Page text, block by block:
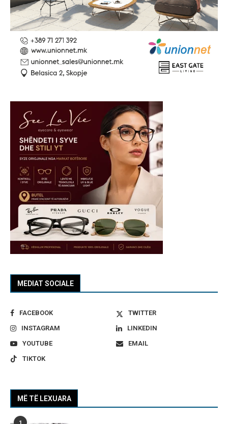
MEDIAT SOCIALE
FACEBOOK
TWITTER
INSTAGRAM
LINKEDIN
YOUTUBE
EMAIL
TIKTOK
MË TË LEXUARA